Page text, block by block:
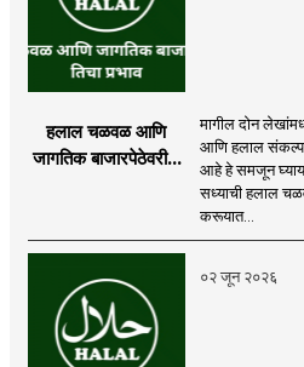
हलाल चळवळ आणि
जागतिक बाजारपेठेवरील
मागील दोन
आणि हलाल
आहे हे समजून
सध्याची हलाल
करूयात...
०२ जून २०२६